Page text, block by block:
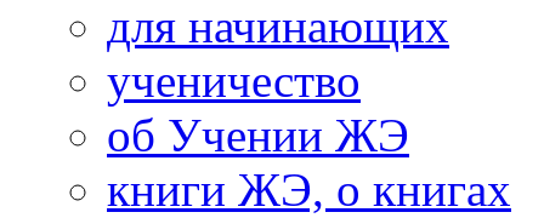
для начинающих
ученичество
об Учении ЖЭ
книги ЖЭ, о книгах